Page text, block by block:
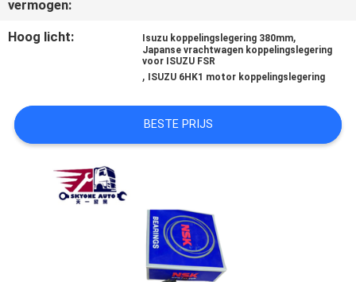
POLICY
vermogen:
Hoog licht: Isuzu koppelingslegering 380mm,
Japanse vrachtwagen koppelingslegering
voor ISUZU FSR
, ISUZU 6HK1 motor koppelingslegering
BESTE PRIJS